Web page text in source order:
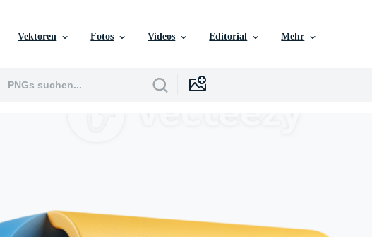
Vektoren Fotos Videos Editorial Mehr